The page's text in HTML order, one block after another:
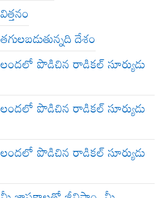
విత్తనం
తగులబడుతున్నది దేశం
లందలో పొడిచిన రాడికల్ సూర్యుడు
లందలో పొడిచిన రాడికల్ సూర్యుడు
లందలో పొడిచిన రాడికల్ సూర్యుడు